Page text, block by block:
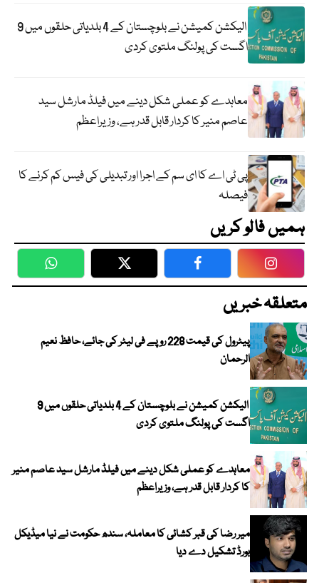
الیکشن کمیشن نے بلوچستان کے 4 بلدیاتی حلقوں میں 9
اگست کی پولنگ ملتوی کردی
معاہدے کو عملی شکل دینے میں فیلڈ مارشل سید
عاصم منیر کا کردار قابل قدر ہے، وزیراعظم
پی ٹی اے کا ای سم کے اجرا اور تبدیلی کی فیس کم کرنے کا
فیصلہ
ہمیں فالو کریں
WhatsApp Twitter Facebook
متعلقہ خبریں
پیٹرول کی قیمت 228 روپے فی لیٹر کی جائے، حافظ نعیم
الرحمان
الیکشن کمیشن نے بلوچستان کے 4 بلدیاتی حلقوں میں 9
اگست کی پولنگ ملتوی کردی
معاہدے کو عملی شکل دینے میں فیلڈ مارشل سید عاصم منیر
کا کردار قابل قدر ہے، وزیراعظم
میر رضا کی قبر کشائی کا معاملہ، سندھ حکومت نے نیا میڈیکل
بورڈ تشکیل دے دیا